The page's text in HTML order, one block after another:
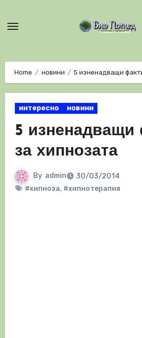
Home новини 5 изненадващи
интересно новини
5 изненадващи
за хипнозата
By admin
30/03/2014
#хипноза, #хипнотерапия